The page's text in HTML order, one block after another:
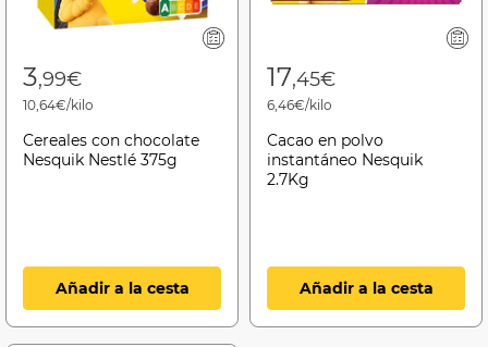
3,99€
10,64€/kilo
Cereales con chocolate
Nesquik Nestlé 375g
Añadir a la cesta
17,45€
6,46€/kilo
Cacao en polvo
instantáneo Nesquik
2.7Kg
Añadir a la cesta